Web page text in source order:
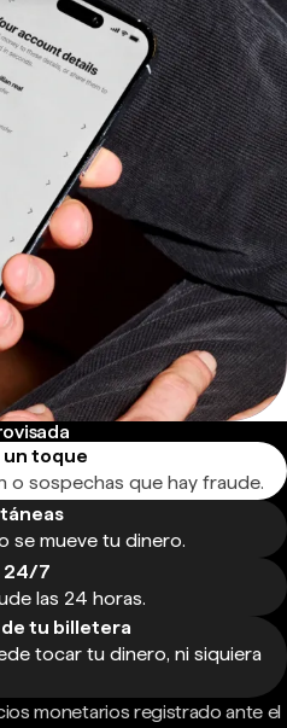
toque
o sospechas que hay fraude.
se mueve tu dinero.
24/7
las 24 horas.
tu billetera
tocar tu dinero, ni siquiera
monetarios registrado ante el